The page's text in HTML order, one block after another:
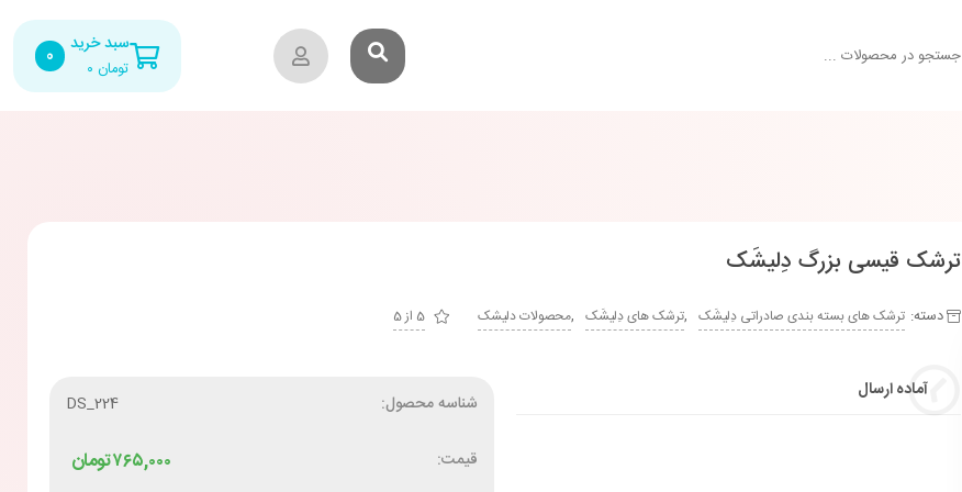
سبد خرید
۰ تومان 0
ترشک قیسی بزرگ دِلیشَک
دسته: ترشک های بسته بندی صادراتی دِلیشَک ,ترشک های دِلیشَک ,محصولات دلیشک 5 از 5
آماده ارسال
شناسه محصول: DS_224
قیمت: ۷۶۵,۰۰۰تومان